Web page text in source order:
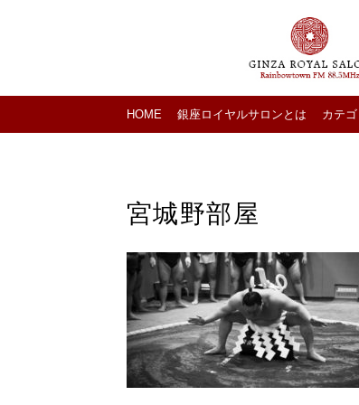
HOME 銀座ロイヤルサロンとは カテ
宮城野部屋